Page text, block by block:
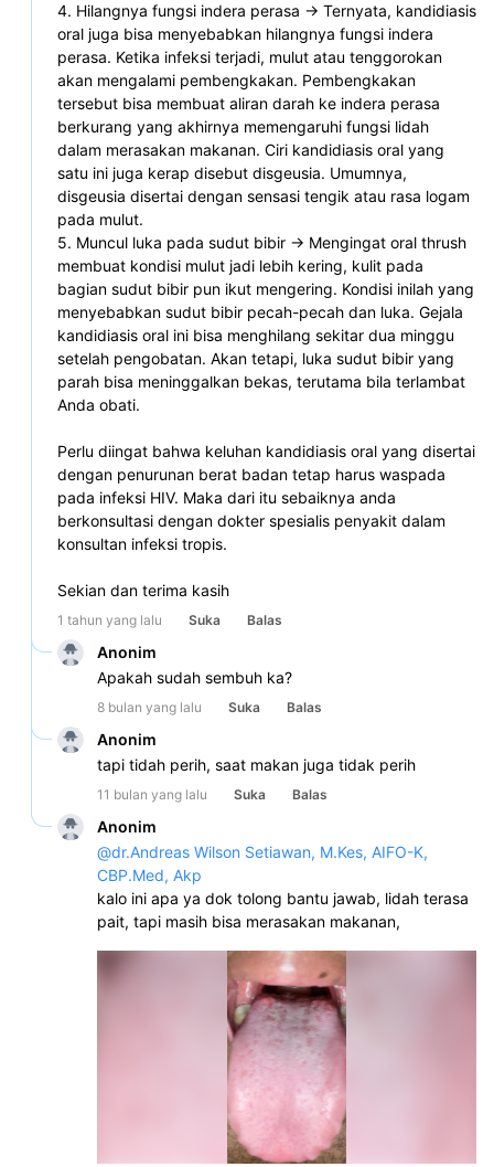
4. Hilangnya fungsi indera perasa -> Ternyata, kandidiasis
oral juga bisa menyebabkan hilangnya fungsi indera
perasa. Ketika infeksi terjadi, mulut atau tenggorokan
akan mengalami pembengkakan. Pembengkakan
tersebut bisa membuat aliran darah ke indera perasa
berkurang yang akhirnya memengaruhi fungsi lidah
dalam merasakan makanan. Ciri kandidiasis oral yang
satu ini juga kerap disebut disgeusia. Umumnya,
disgeusia disertai dengan sensasi tengik atau rasa logam
pada mulut.
5. Muncul luka pada sudut bibir -> Mengingat oral thrush
membuat kondisi mulut jadi lebih kering, kulit pada
bagian sudut bibir pun ikut mengering. Kondisi inilah yang
menyebabkan sudut bibir pecah-pecah dan luka. Gejala
kandidiasis oral ini bisa menghilang sekitar dua minggu
setelah pengobatan. Akan tetapi, luka sudut bibir yang
parah bisa meninggalkan bekas, terutama bila terlambat
Anda obati.
Perlu diingat bahwa keluhan kandidiasis oral yang disertai
dengan penurunan berat badan tetap harus waspada
pada infeksi HIV. Maka dari itu sebaiknya anda
berkonsultasi dengan dokter spesialis penyakit dalam
konsultan infeksi tropis.
Sekian dan terima kasih
1 tahun yang lalu Suka Balas
Anonim
Apakah sudah sembuh ka?
8 bulan yang lalu Suka Balas
Anonim
tapi tidah perih, saat makan juga tidak perih
11 bulan yang lalu Suka Balas
Anonim
@dr.Andreas Wilson Setiawan, M.Kes, AIFO-K,
CBP.Med, Akp
kalo ini apa ya dok tolong bantu jawab, lidah terasa
pait, tapi masih bisa merasakan makanan,